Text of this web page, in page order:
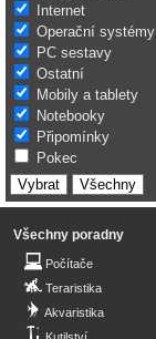
Internet
Operační systémy
PC sestavy
Ostatní
Mobily a tablety
Notebooky
Připomínky
Pokec
Všechny poradny
Počítače
Teraristika
Akvaristika